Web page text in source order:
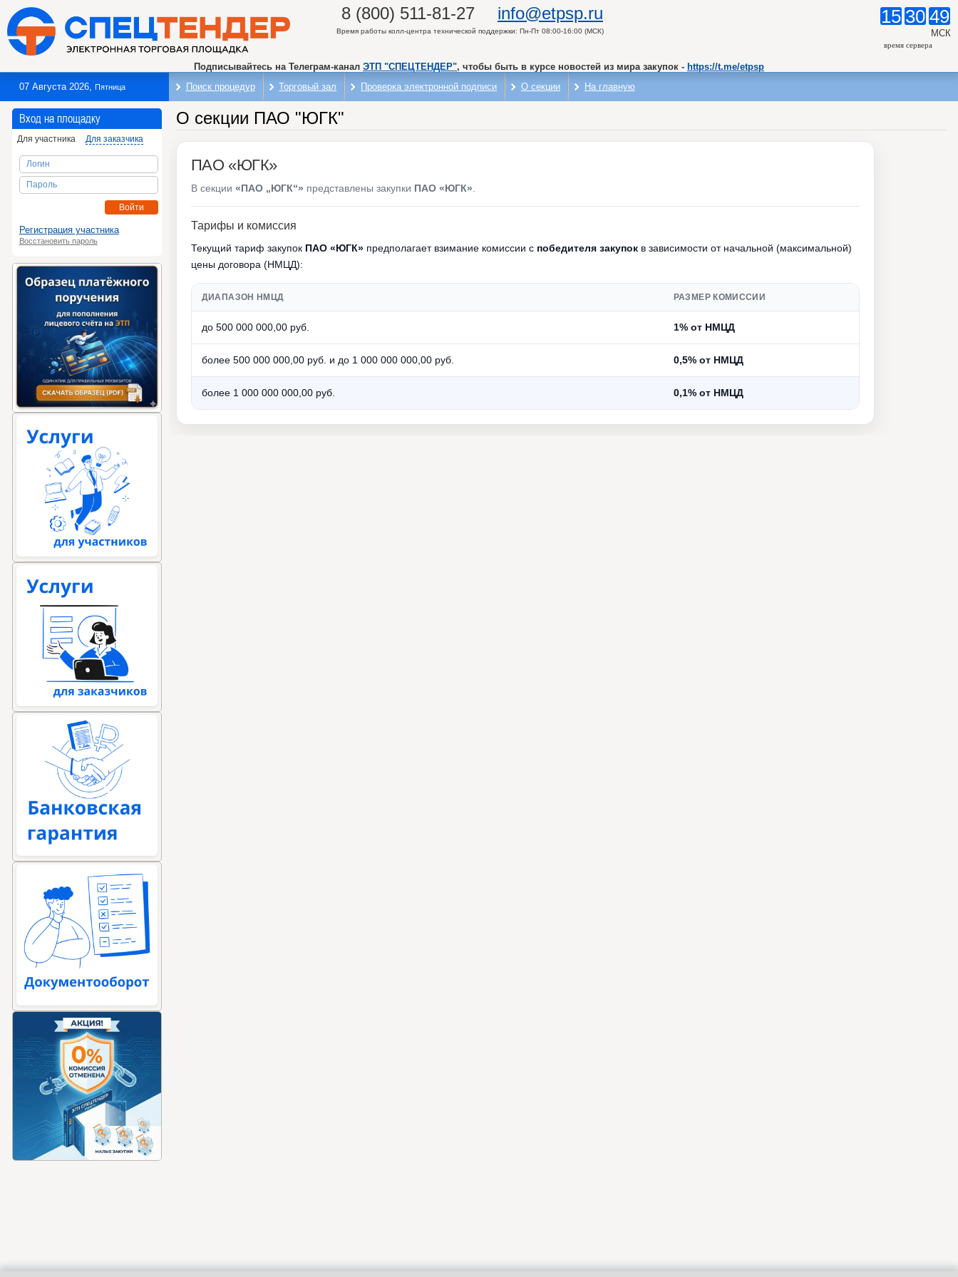
15 30 49
МСК
время сервера
8 (800) 511-81-27 info@etpsp.ru
Время работы колл-центра технической поддержки: Пн-Пт 08:00-16:00 (МСК)
Подписывайтесь на Телеграм-канал ЭТП "СПЕЦТЕНДЕР", чтобы быть в курсе новостей из мира закупок - https://t.me/etpsp
07 Августа 2026, Пятница Поиск процедур Торговый зал Проверка электронной подписи О секции На главную
Вход на площадку
Для участника Для заказчика
Логин
Пароль
Войти
Регистрация участника
Восстановить пароль
О секции ПАО "ЮГК"
ПАО «ЮГК»
В секции «ПАО „ЮГК“» представлены закупки ПАО «ЮГК»
Тарифы и комиссия
Текущий тариф закупок ПАО «ЮГК»предполагает взимание комиссии с победителя закупокв зависимости от начальной (максимальной)
цены договора (НМЦД):
ДИАПАЗОН НМЦД РАЗМЕР КОМИССИИ
до 500 000 000,00 руб. 1% от НМЦД
более 500 000 000,00 руб. и до 1 000 000 000,00 руб. 0,5% от НМЦД
более 1 000 000 000,00 руб. 0,1% от НМЦД